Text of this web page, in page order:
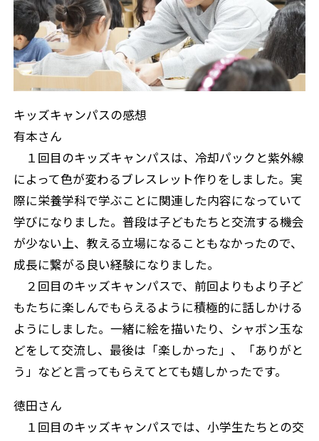
キッズキャンパスの感想
有本さん
１回目のキッズキャンパスは、冷却パックと紫外線
によって色が変わるブレスレット作りをしました。実
際に栄養学科で学ぶことに関連した内容になっていて
学びになりました。普段は子どもたちと交流する機会
が少ない上、教える立場になることもなかったので、
成長に繋がる良い経験になりました。
２回目のキッズキャンパスで、前回よりもより子ど
もたちに楽しんでもらえるように積極的に話しかける
ようにしました。一緒に絵を描いたり、シャボン玉な
どをして交流し、最後は「楽しかった」、「ありがと
う」などと言ってもらえてとても嬉しかったです。
徳田さん
１回目のキッズキャンパスでは、小学生たちとの交